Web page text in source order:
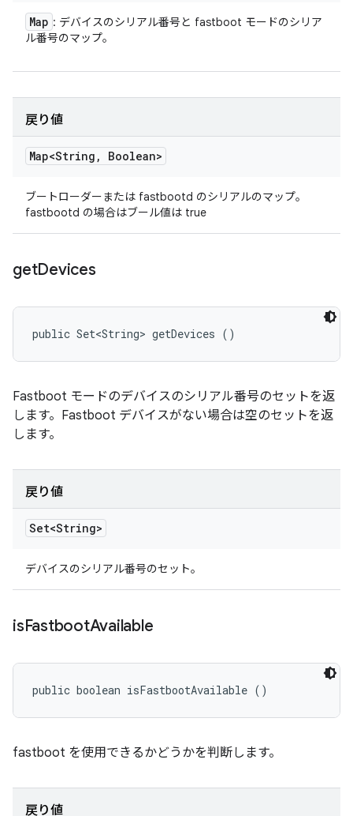
Map : デバイスのシリアル番号と fastboot モードのシリア
ル番号のマップ。
戻り値
Map<String , Boolean>
ブートローダーまたは fastbootd のシリアルのマップ。
fastbootd の場合はブール値は true
getDevices
public Set<String> getDevices ()
Fastboot モードのデバイスのシリアル番号のセットを返
します。Fastboot デバイスがない場合は空のセットを返
します。
戻り値
Set<String>
デバイスのシリアル番号のセット。
isFastbootAvailable
public boolean isFastbootAvailable ()
fastboot を使用できるかどうかを判断します。
戻り値